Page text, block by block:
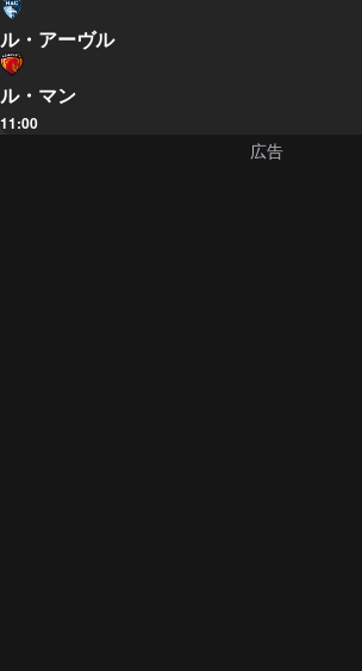
ル・アーヴル
ル・マン
11:00